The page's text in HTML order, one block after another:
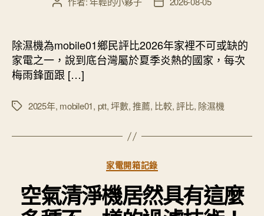
者
佈
日
期
除濕機為mobile01鄉民評比2026年家裡不可或缺的
家電之一，說到底台灣屬於夏季炎熱的國家，每次
梅雨鋒面跟 […]
標
2025年, mobile01, ptt,坪數,推薦, 比較,評比, 除濕機
分
類
家電開箱記錄
空氣清淨機居然具有這麼